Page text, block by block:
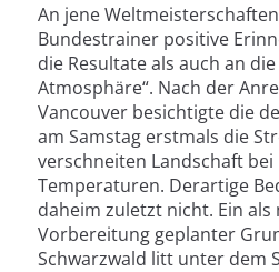
An jene
Bundestrainer positive
die Resultate als auch an
Atmosphäre“. Nach der
Vancouver besichtigte die
am Samstag erstmals die
verschneiten Landschaft bei
Temperaturen. Derartige
daheim zuletzt nicht. Ein
Vorbereitung geplanter
Schwarzwald litt unter dem